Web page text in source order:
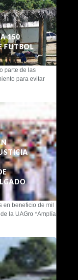
150
FUTBOL
parte de las
para evitar
en beneficio de mil
la UAGro *Amplía